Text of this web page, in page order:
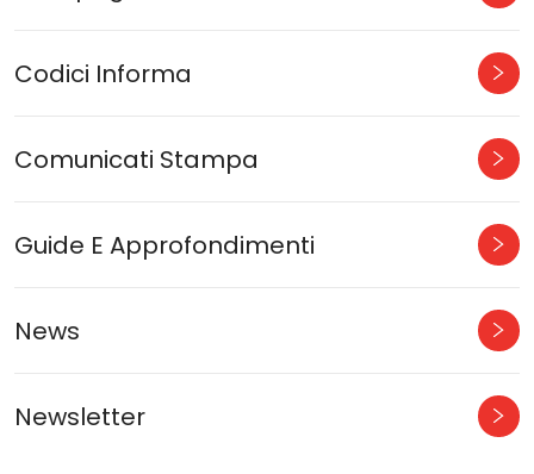
Codici Informa
Comunicati Stampa
Guide E Approfondimenti
News
Newsletter